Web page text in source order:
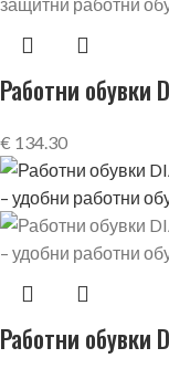
Работни обувки
€ 134.30
Работни обувки